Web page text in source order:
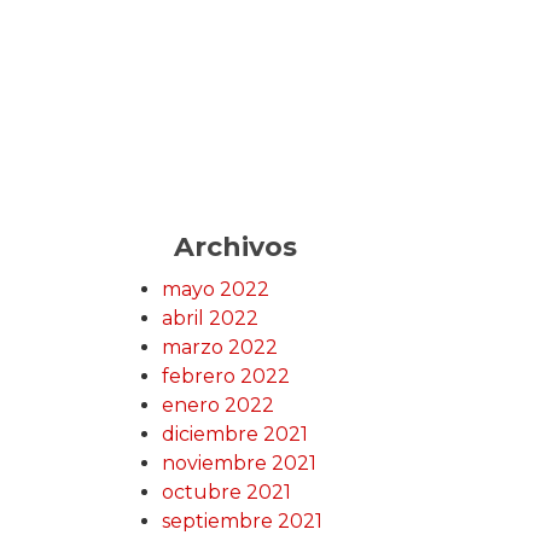
Archivos
mayo 2022
abril 2022
marzo 2022
febrero 2022
enero 2022
diciembre 2021
noviembre 2021
octubre 2021
septiembre 2021